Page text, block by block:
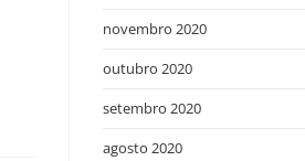
novembro 2020
outubro 2020
setembro 2020
agosto 2020